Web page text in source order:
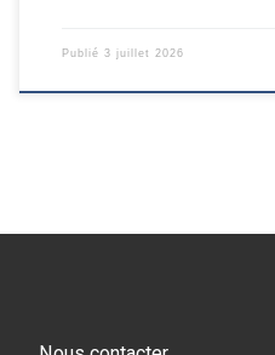
Publié 3 juillet 2026